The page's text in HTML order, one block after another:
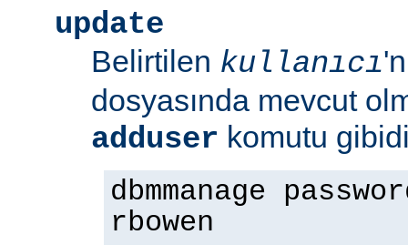
update
Belirtilen kullanıcı
dosyasında mevcut
adduser komutu
dbmmanage
rbowen